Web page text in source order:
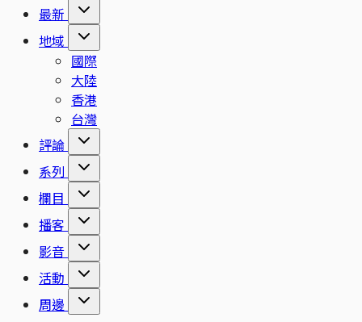
最新
地域
國際
大陸
香港
台灣
評論
系列
欄目
播客
影音
活動
周邊